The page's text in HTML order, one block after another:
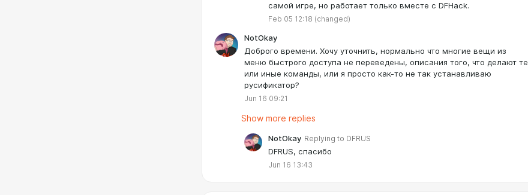
самой игре, но работает только вместе с DFHack.
Feb 05 12:18 (changed)
NotOkay
Доброго времени. Хочу уточнить, нормально что многие вещи из
меню быстрого доступа не переведены, описания того, что делают те
или иные команды, или я просто как-то не так устанавливаю
русификатор?
Jun 16 09:21
Show more replies
NotOkay Replying to DFRUS
DFRUS, спасибо
Jun 16 13:43